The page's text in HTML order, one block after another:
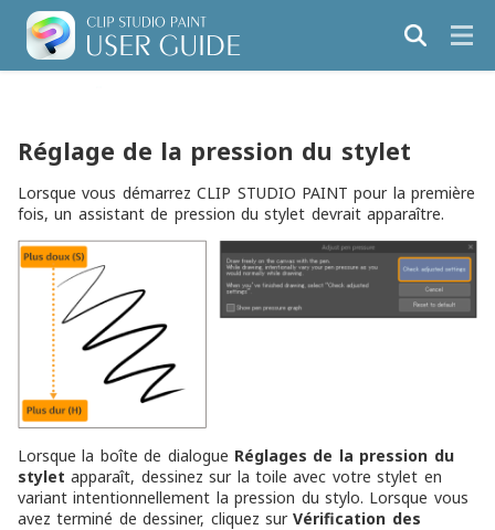
Réglage de la pression du stylet
Lorsque vous démarrez CLIP STUDIO PAINT pour la première
fois, un assistant de pression du stylet devrait apparaître.
Lorsque la boîte de dialogue Réglages de la pression du
stylet apparaît, dessinez sur la toile avec votre stylet en
variant intentionnellement la pression du stylo. Lorsque vous
avez terminé de dessiner, cliquez surVérification des